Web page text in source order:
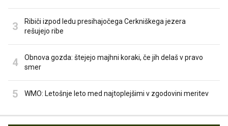
Ribiči izpod ledu presihajočega Cerkniškega jezera
rešujejo ribe
Obnova gozda: štejejo majhni koraki, če jih delaš v pravo
smer
WMO: Letošnje leto med najtoplejšimi v zgodovini meritev